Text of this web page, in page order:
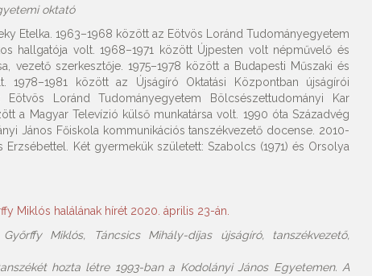
oktató
Etelka. 1963–1968 között az Eötvös Loránd Tudományegyetem
hallgatója volt. 1968–1971 között Újpesten volt népművelő és
vezető szerkesztője. 1975–1978 között a Budapesti Műszaki és
1978–1981 között az Újságíró Oktatási Központban újságírói
Loránd Tudományegyetem Bölcsészettudományi Kar
a Magyar Televízió külső munkatársa volt. 1990 óta Századvég
János Főiskola kommunikációs tanszékvezető docense. 2010-
Két gyermekük született: Szabolcs (1971) és Orsolya
Miklós halálának hírét 2020. április 23-án.
Miklós, Táncsics Mihály-díjas újságíró, tanszékvezető,
hozta létre 1993-ban a Kodolányi János Egyetemen. A